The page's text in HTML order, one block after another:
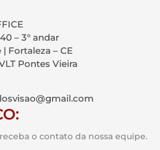
– 3° andar
Fortaleza – CE
Pontes Vieira
o contato da nossa equipe.